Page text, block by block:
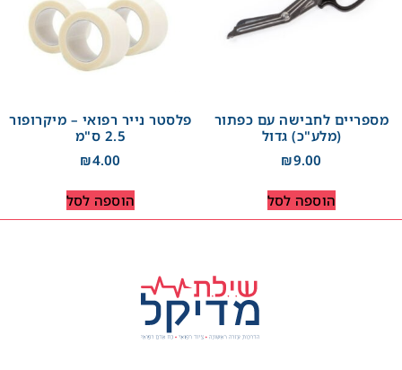
מספריים לחבישה עם כפתור
(מלע"כ) גדול
₪9.00
הוספה לסל
פלסטר נייר רפואי – מיקרופור
2.5 ס"מ
₪4.00
הוספה לסל